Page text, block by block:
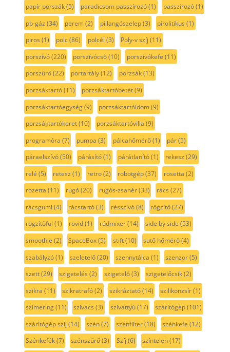
papír porszák(5) paradicsom passzírozó(1) passzírozó(1)
pb-gáz (34) perem(2) pillangószelep(3) pirolitikus (1)
piros (1) polc(86) polcél (3) Poly-v szíj (11)
porszívó(220) porszívócső(10) porszívókefe (11)
porszűrő(22) portartály(12) porzsák(13)
porzsáktartó(11) porzsáktartóbetét(9)
porzsáktartóegység(9) porzsáktartóidom(9)
porzsáktartókeret(10) porzsáktartóvilla (9)
programóra (7) pumpa (3) pálcahőmérő(1) pár(5)
páraelszívó(50) párásító(1) párátlanító(1) rekesz (29)
relé (5) retesz (1) retro(2) robotgép(37) rosetta (2)
rozetta (11) rugó(20) rugós-zsanér(33) rács (27)
rácsgumi (4) rácstartó(3) résszívó(8) rögzítő(27)
rögzítőfül (1) rövid(1) rúdmixer(14) side by side (53)
smoothie (2) SpaceBox(5) stift(10) sutő hőmérő(4)
szabályzó(1) szeletelő(20) szennytálca (1) szenzor(5)
szett(29) szigetelés (2) szigetelő(3) szigetelőcsík(2)
szikra (11) szikratrafó(2) szikráztató(14) szilikonzsír(1)
szimering(11) szivacs (3) szivattyú(17) szárítógép(101)
szárítógép szíj (14) szén(7) szénfilter(18) szénkefe (12)
Szénkefék(7) szénszűrő(3) Szíj (6) színtelen(17)